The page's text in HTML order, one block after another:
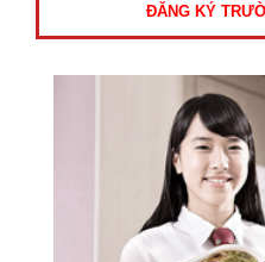
ĐĂNG KÝ